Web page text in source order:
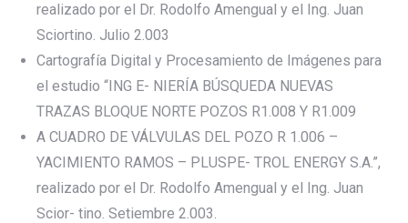
realizado por el Dr. Rodolfo Amengual y el Ing. Juan
Sciortino. Julio 2.003
Cartografía Digital y Procesamiento de Imágenes para
el estudio “ING E- NIERÍA BÚSQUEDA NUEVAS
TRAZAS BLOQUE NORTE POZOS R1.008 Y R1.009
A CUADRO DE VÁLVULAS DEL POZO R 1.006 –
YACIMIENTO RAMOS – PLUSPE- TROL ENERGY S.A.”,
realizado por el Dr. Rodolfo Amengual y el Ing. Juan
Scior- tino. Setiembre 2.003.